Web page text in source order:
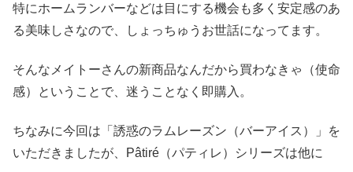
特にホームランバーなどは目にする機会も多く安定感のあ
る美味しさなので、しょっちゅうお世話になってます。
そんなメイトーさんの新商品なんだから買わなきゃ（使命
感）ということで、迷うことなく即購入。
ちなみに今回は「誘惑のラムレーズン（バーアイス）」を
いただきましたが、Pâtiré（パティレ）シリーズは他に